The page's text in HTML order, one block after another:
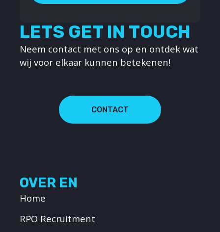
LETS GET IN TOUCH
Neem contact met ons op en ontdek wat
wij voor elkaar kunnen betekenen!
CONTACT
OVER EN
Home
RPO Recruitment